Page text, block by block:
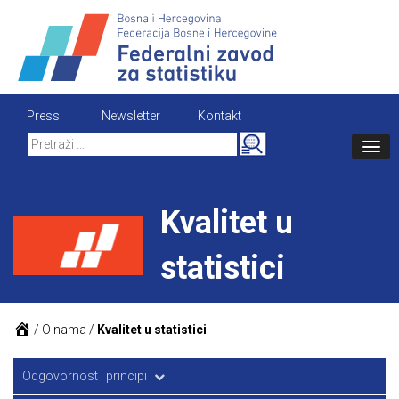
content
Press Newsletter
Kontakt
Search
for:
Kvalitet u
statistici
/ O nama / Kvalitet u statistici
Odgovornost i principi